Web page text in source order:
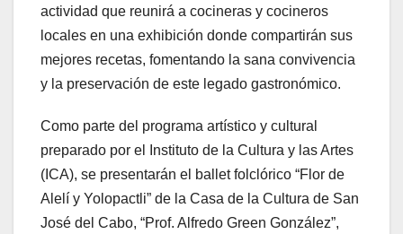
actividad que reunirá a cocineras y cocineros
locales en una exhibición donde compartirán sus
mejores recetas, fomentando la sana convivencia
y la preservación de este legado gastronómico.
Como parte del programa artístico y cultural
preparado por el Instituto de la Cultura y las Artes
(ICA), se presentarán el ballet folclórico “Flor de
Alelí y Yolopactli” de la Casa de la Cultura de San
José del Cabo, “Prof. Alfredo Green González”,